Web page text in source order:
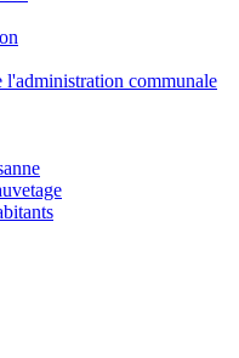
l'administration communale